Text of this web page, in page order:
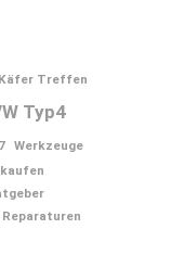
Treffen
Typ4
Werkzeuge